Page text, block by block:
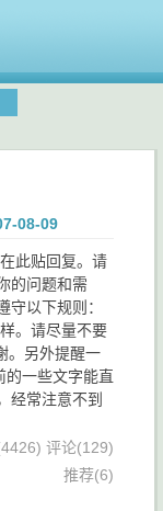
08-09
此贴回复。请
的问题和需
以下规则：
。请尽量不要
。另外提醒一
的一些文字能直
经常注意不到
评论(129)
推荐(6)